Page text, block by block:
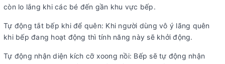
còn lo lắng khi các bé đến gần khu vực bếp.
Tự động tắt bếp khi để quên: Khi người dùng vô ý lãng quên
khi bếp đang hoạt động thì tính năng này sẽ khởi động.
Tự động nhận diện kích cỡ xoong nồi: Bếp sẽ tự động nhận